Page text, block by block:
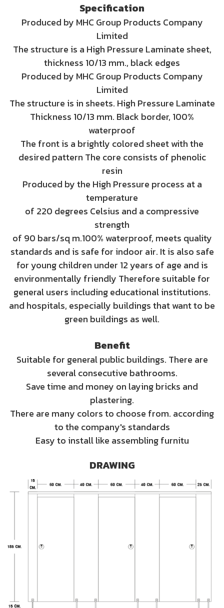
Specification
Produced by MHC Group Products Company
Limited
The structure is a High Pressure Laminate sheet,
thickness 10/13 mm., black edges
Produced by MHC Group Products Company
Limited
The structure is in sheets. High Pressure Laminate
Thickness 10/13 mm. Black border, 100%
waterproof
The front is a brightly colored sheet with the
desired pattern The core consists of phenolic
resin
Produced by the High Pressure process at a
temperature
of 220 degrees Celsius and a compressive
strength
of 90 bars/sq m.100% waterproof, meets quality
standards and is safe for indoor air. It is also safe
for young children under 12 years of age and is
environmentally friendly Therefore suitable for
general users including educational institutions.
and hospitals, especially buildings that want to be
green buildings as well.
Benefit
Suitable for general public buildings. There are
several consecutive bathrooms.
Save time and money on laying bricks and
plastering.
There are many colors to choose from. according
to the company's standards
Easy to install like assembling furnitu
DRAWING